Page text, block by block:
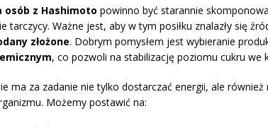
osób z Hashimoto powinno być starannie
tarczycy. Ważne jest, aby w tym posiłku znalazły się
złożone. Dobrym pomysłem jest wybieranie
, co pozwoli na stabilizację poziomu cukru we
ma za zadanie nie tylko dostarczać energii, ale
Możemy postawić na: